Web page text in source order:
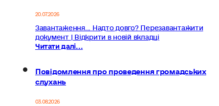
20.07.2026
Завантаження... Надто довго? Перезавантажити
документ | Відкрити в новій вкладці
Читати далі...
Повідомлення про проведення громадських
слухань
03.08.2026